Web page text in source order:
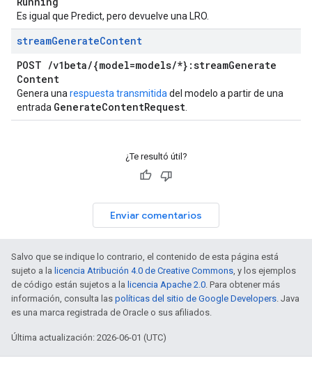
Es igual que Predict, pero devuelve una LRO.
streamGenerateContent
POST /v1beta/{model=models/*}:streamGenerate
Content
Genera una respuesta transmitida del modelo a partir de una
entrada GenerateContentRequest
¿Te resultó útil?
Enviar comentarios
Salvo que se indique lo contrario, el contenido de esta página está
sujeto a la licencia Atribución 4.0 de Creative Commons, y los ejemplos
de código están sujetos a la licencia Apache 2.0. Para obtener más
información, consulta las políticas del sitio de Google Developers. Java
es una marca registrada de Oracle o sus afiliados.
Última actualización: 2026-06-01 (UTC)